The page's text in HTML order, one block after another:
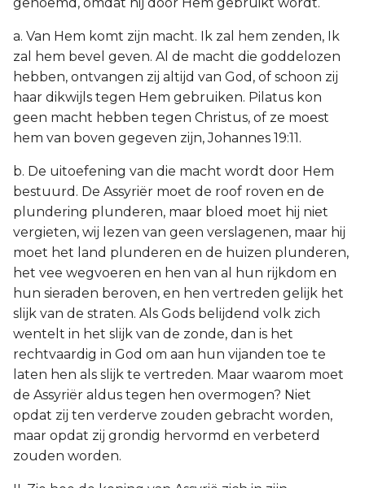
a. Van Hem komt zijn macht. Ik zal hem zenden, Ik
zal hem bevel geven. Al de macht die goddelozen
hebben, ontvangen zij altijd van God, of schoon zij
haar dikwijls tegen Hem gebruiken. Pilatus kon
geen macht hebben tegen Christus, of ze moest
hem van boven gegeven zijn, Johannes 19:11.
b. De uitoefening van die macht wordt door Hem
bestuurd. De Assyriër moet de roof roven en de
plundering plunderen, maar bloed moet hij niet
vergieten, wij lezen van geen verslagenen, maar hij
moet het land plunderen en de huizen plunderen,
het vee wegvoeren en hen van al hun rijkdom en
hun sieraden beroven, en hen vertreden gelijk het
slijk van de straten. Als Gods belijdend volk zich
wentelt in het slijk van de zonde, dan is het
rechtvaardig in God om aan hun vijanden toe te
laten hen als slijk te vertreden. Maar waarom moet
de Assyriër aldus tegen hen overmogen? Niet
opdat zij ten verderve zouden gebracht worden,
maar opdat zij grondig hervormd en verbeterd
zouden worden.